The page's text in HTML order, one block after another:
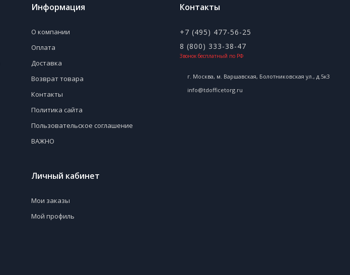
Информация
О компании
Оплата
Доставка
Возврат товара
Контакты
Политика сайта
Пользовательское соглашение
ВАЖНО
Личный кабинет
Мои заказы
Мой профиль
Контакты
+7 (495) 477-56-25
8 (800) 333-38-47
Звонок бесплатный по РФ
г. Москва, м. Варшавская, Болотниковская ул., д.5к3
info@tdofficetorg.ru